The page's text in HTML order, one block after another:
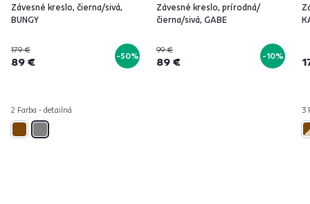
Závesné kreslo, čierna/sivá,
BUNGY
179 €
89 € -50%
2 Farba - detailná
Závesné kreslo, prírodná/
čierna/sivá, GABE
99 €
89 € -10%
3